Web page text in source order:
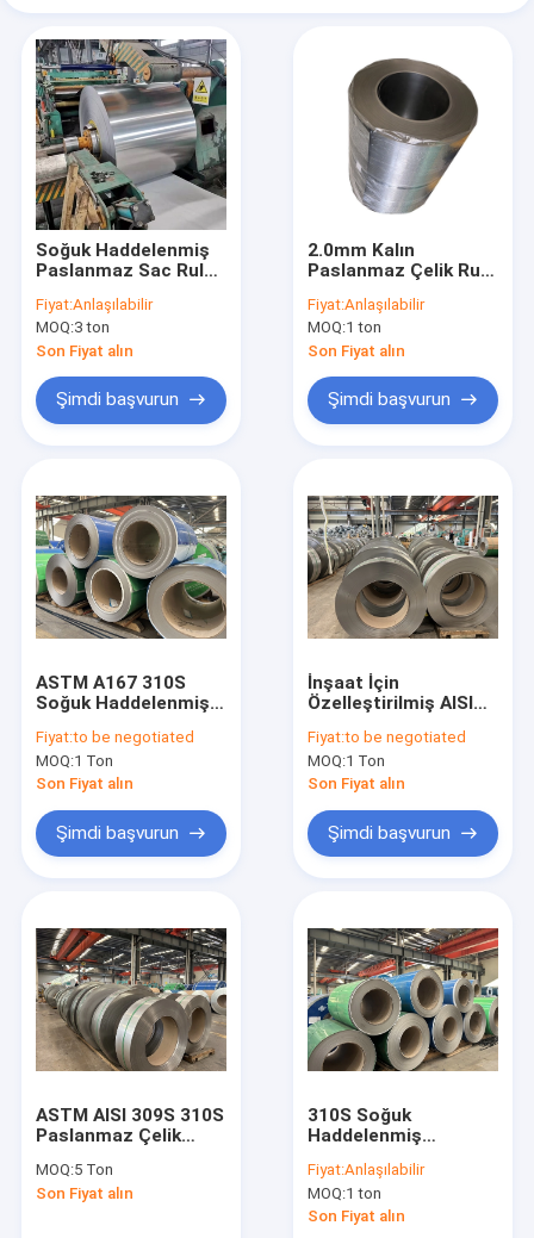
Ürün:% s
VİDEOLAR
Hakkımızda
Bizimle iletişime geçin
Soğuk Haddelenmiş
Paslanmaz Sac Rulo
Ayna Yüzeyi
Fiyat:Anlaşılabilir
MOQ:3 ton
Son Fiyat alın
Şimdi başvurun
2.0mm Kalın
Paslanmaz Çelik Rulo
Soğuk Haddelenmiş
Çelik Rulo
Fiyat:Anlaşılabilir
MOQ:1 ton
Son Fiyat alın
Şimdi başvurun
ASTM A167 310S
Soğuk Haddelenmiş
20mm Kalınlık BA 2K
Bitmiş
Fiyat:to be negotiated
MOQ:1 Ton
Son Fiyat alın
Şimdi başvurun
İnşaat İçin
Özelleştirilmiş AISI
Rulo NO.1 2B BA
Finish
Fiyat:to be negotiated
MOQ:1 Ton
Son Fiyat alın
Şimdi başvurun
ASTM AISI 309S 310S
Paslanmaz Çelik
Rulo JIS DIN GB
Yüksek Mukavemetli
MOQ:5 Ton
Son Fiyat alın
310S Soğuk
Haddelenmiş
ASTM JIS AiSi 0,5
mm Kalınlık 2B Bitmiş
Fiyat:Anlaşılabilir
MOQ:1 ton
Son Fiyat alın